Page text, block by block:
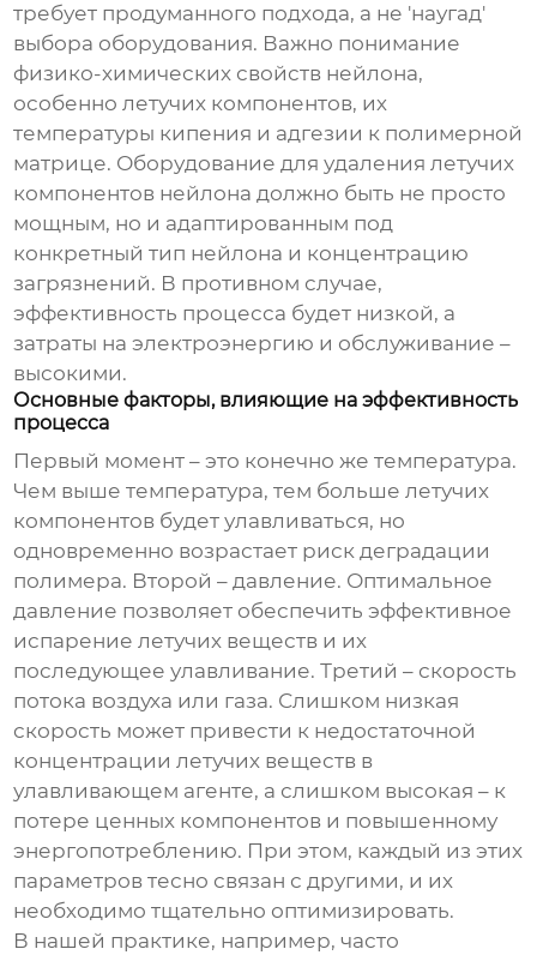
требует продуманного подхода, а не 'наугад'
выбора оборудования. Важно понимание
физико-химических свойств нейлона,
особенно летучих компонентов, их
температуры кипения и адгезии к полимерной
матрице. Оборудование для удаления летучих
компонентов нейлона должно быть не просто
мощным, но и адаптированным под
конкретный тип нейлона и концентрацию
загрязнений. В противном случае,
эффективность процесса будет низкой, а
затраты на электроэнергию и обслуживание –
высокими.
Основные факторы, влияющие на эффективность
процесса
Первый момент – это конечно же температура.
Чем выше температура, тем больше летучих
компонентов будет улавливаться, но
одновременно возрастает риск деградации
полимера. Второй – давление. Оптимальное
давление позволяет обеспечить эффективное
испарение летучих веществ и их
последующее улавливание. Третий – скорость
потока воздуха или газа. Слишком низкая
скорость может привести к недостаточной
концентрации летучих веществ в
улавливающем агенте, а слишком высокая – к
потере ценных компонентов и повышенному
энергопотреблению. При этом, каждый из этих
параметров тесно связан с другими, и их
необходимо тщательно оптимизировать.
В нашей практике, например, часто